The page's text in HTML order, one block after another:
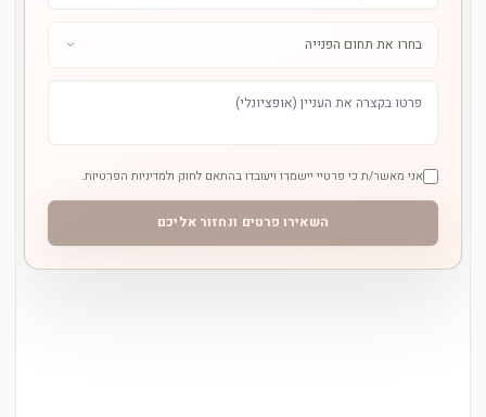
אני מאשר/ת כי פרטיי יישמרו ויעובדו בהתאם לחוק ולמדיניות הפרטיות.
השאירו פרטים ונחזור אליכם